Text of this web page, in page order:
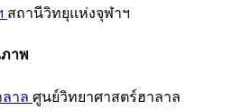
สถานีวิทยุแห่งจุฬาฯ
าพ
าล ศูนย์วิทยาศาสตร์ฮาลาล